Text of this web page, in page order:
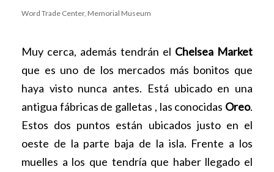
Word Trade Center, Memorial Museum
Muy cerca, además tendrán el Chelsea Market
que es uno de los mercados más bonitos que
haya visto nunca antes. Está ubicado en una
antigua fábricas de galletas , las conocidas Oreo.
Estos dos puntos están ubicados justo en el
oeste de la parte baja de la isla. Frente a los
muelles a los que tendría que haber llegado el